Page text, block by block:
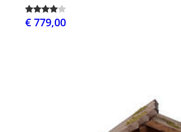
€ 779,00